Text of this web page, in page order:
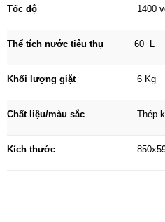
Tốc độ 1400
Thể tích nước tiêu thụ 60 L
Khối lượng giặt 6 Kg
Chất liệu/màu sắc Thép
Kích thước